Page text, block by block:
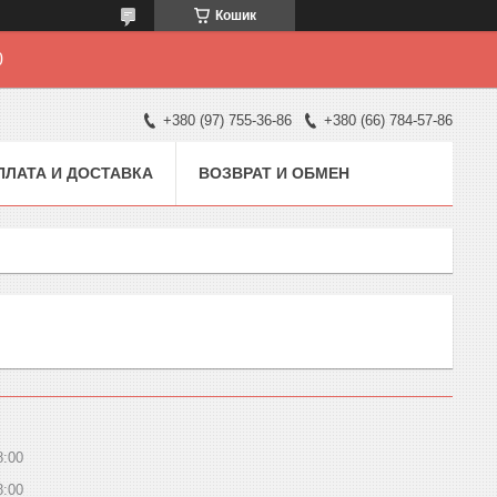
Кошик
+380 (97) 755-36-86 +380 (66) 784-57-86
И ДОСТАВКА ВОЗВРАТ И ОБМЕН